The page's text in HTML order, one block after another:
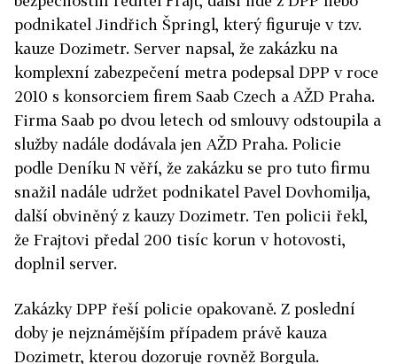
podnikatel Jindřich Špringl, který figuruje v tzv.
kauze Dozimetr. Server napsal, že zakázku na
komplexní zabezpečení metra podepsal DPP v roce
2010 s konsorciem firem Saab Czech a AŽD Praha.
Firma Saab po dvou letech od smlouvy odstoupila a
služby nadále dodávala jen AŽD Praha. Policie
podle Deníku N věří, že zakázku se pro tuto firmu
snažil nadále udržet podnikatel Pavel Dovhomilja,
další obviněný z kauzy Dozimetr. Ten policii řekl,
že Frajtovi předal 200 tisíc korun v hotovosti,
doplnil server.
ZakázkyDPP řeší policie opakovaně. Z poslední
doby je nejznámějším případem právě kauza
Dozimetr, kterou dozoruje rovněž Borgula.